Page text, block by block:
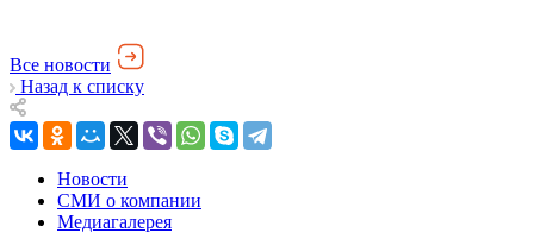
Все новости
Назад к списку
Новости
СМИ о компании
Медиагалерея